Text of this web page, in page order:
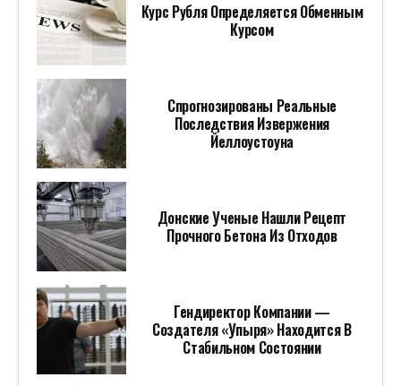
Курс Рубля Определяется Обменным
Курсом
Спрогнозированы Реальные
Последствия Извержения
Йеллоустоуна
Донские Ученые Нашли Рецепт
Прочного Бетона Из Отходов
Гендиректор Компании —
Создателя «Упыря» Находится В
Стабильном Состоянии